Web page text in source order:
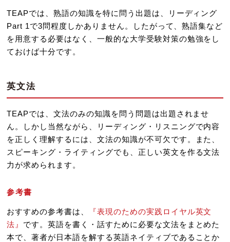
TEAPでは、熟語の知識を特に問う出題は、リーディング
Part 1で3問程度しかありません。したがって、熟語集など
を用意する必要はなく、一般的な大学受験対策の勉強をし
ておけば十分です。
英文法
TEAPでは、文法のみの知識を問う問題は出題されませ
ん。しかし当然ながら、リーディング・リスニングで内容
を正しく理解するには、文法の知識が不可欠です。また、
スピーキング・ライティングでも、正しい英文を作る文法
力が求められます。
参考書
おすすめの参考書は、
『表現のための実践ロイヤル英文
法』 です。英語を書く・話すために必要な文法をまとめた
本で、著者が日本語を解する英語ネイティブであることか